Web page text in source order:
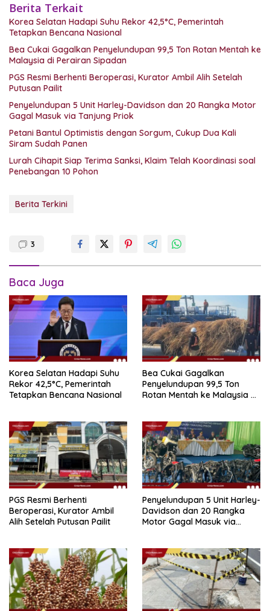
Berita Terkait
Korea Selatan Hadapi Suhu Rekor 42,5°C, Pemerintah
Tetapkan Bencana Nasional
Bea Cukai Gagalkan Penyelundupan 99,5 Ton Rotan Mentah ke
Malaysia di Perairan Sipadan
PGS Resmi Berhenti Beroperasi, Kurator Ambil Alih Setelah
Putusan Pailit
Penyelundupan 5 Unit Harley-Davidson dan 20 Rangka Motor
Gagal Masuk via Tanjung Priok
Petani Bantul Optimistis dengan Sorgum, Cukup Dua Kali
Siram Sudah Panen
Lurah Cihapit Siap Terima Sanksi, Klaim Telah Koordinasi soal
Penebangan 10 Pohon
Berita Terkini
3
Baca Juga
Korea Selatan Hadapi Suhu
Rekor 42,5°C, Pemerintah
Tetapkan Bencana Nasional
Bea Cukai Gagalkan
Penyelundupan 99,5 Ton
Rotan Mentah ke Malaysia di
PGS Resmi Berhenti
Beroperasi, Kurator Ambil
Alih Setelah Putusan Pailit
Penyelundupan 5 Unit Harley-
Davidson dan 20 Rangka
Motor Gagal Masuk via